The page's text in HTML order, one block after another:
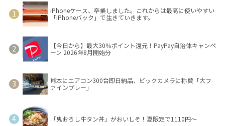
iPhoneケース、卒業しました。これからは最高に使いやすい
「iPhoneバック」で生きていきます。
【今日から】最大30％ポイント還元！PayPay自治体キャンペ
ーン 2026年8月開始分
熊本にエアコン300台即日納品、ビックカメラに称賛「大フ
ァインプレー」
「鬼おろし牛タン丼」がおいしそ！夏限定で1110円～